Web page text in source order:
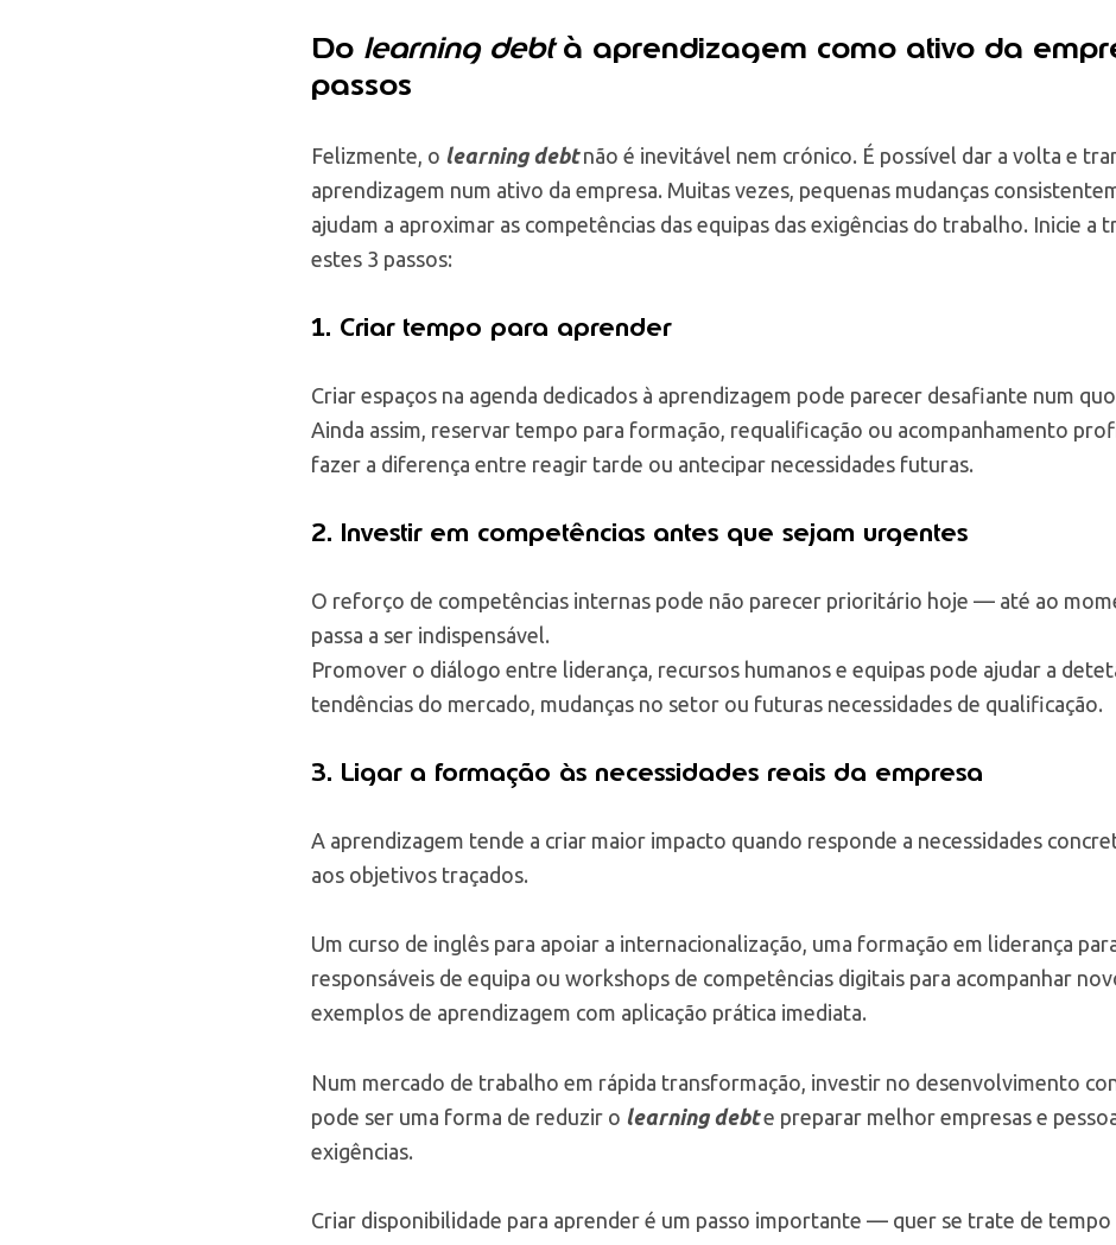
Do learning debtà aprendizagem como ativo da
passos
Felizmente, o learning debt não é inevitável nem crónico. É possível dar a volta e
aprendizagem num ativo da empresa. Muitas vezes, pequenas mudanças
ajudam a aproximar as competências das equipas das exigências do trabalho. Inicie a
estes 3 passos:
1. Criar tempo para aprender
Criar espaços na agenda dedicados à aprendizagem pode parecer desafiante num
Ainda assim, reservar tempo para formação, requalificação ou acompanhamento
fazer a diferença entre reagir tarde ou antecipar necessidades futuras.
2. Investir em competências antes que sejam urgentes
O reforço de competências internas pode não parecer prioritário hoje — até ao
passa a ser indispensável.
Promover o diálogo entre liderança, recursos humanos e equipas pode ajudar a
tendências do mercado, mudanças no setor ou futuras necessidades de qualificação.
3. Ligar a formação às necessidades reais da empresa
A aprendizagem tende a criar maior impacto quando responde a necessidades
aos objetivos traçados.
Um curso de inglês para apoiar a internacionalização, uma formação em liderança
responsáveis de equipa ou workshops de competências digitais para acompanhar
exemplos de aprendizagem com aplicação prática imediata.
Num mercado de trabalho em rápida transformação, investir no desenvolvimento
pode ser uma forma de reduzir o learning debte preparar melhor empresas e
exigências.
Criar disponibilidade para aprender é um passo importante — quer se trate de tempo